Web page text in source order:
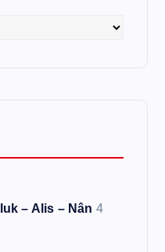
– Alis – Nân 4